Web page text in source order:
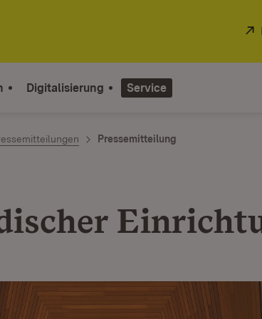
Digitalisierung Service
Pressemitteilung